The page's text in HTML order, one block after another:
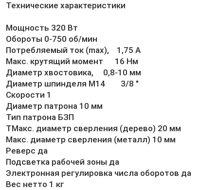
Технические характеристики
Мощность 320 Вт
Обороты 0-750 об/мин
Потребляемый ток (max), 1,75 А
Макс. крутящий момент 16 Нм
Диаметр хвостовика, 0,8-10 мм
Диаметр шпинделя М14 3/8 "
Скорости 1
Диаметр патрона 10 мм
Тип патрона БЗП
ТМакс. диаметр сверления (дерево) 20 мм
Макс. диаметр сверления (металл) 10 мм
Реверс да
Подсветка рабочей зоны да
Электронная регулировка числа оборотов да
Вес нетто 1 кг